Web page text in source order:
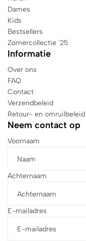
Dames
Kids
Bestsellers
Zomercollectie '25
Informatie
Over ons
FAQ
Contact
Verzendbeleid
Retour- en omruilbeleid
Neem contact op
Voornaam
Achternaam
E-mailadres